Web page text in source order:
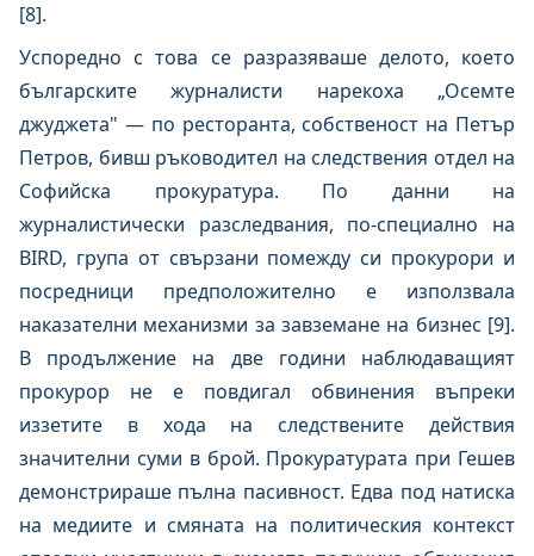
[8].
Успоредно с това се разразяваше делото, което
българските журналисти нарекоха „Осемте
джуджета" — по ресторанта, собственост на Петър
Петров, бивш ръководител на следствения отдел на
Софийска прокуратура. По данни на
журналистически разследвания, по-специално на
BIRD, група от свързани помежду си прокурори и
посредници предположително е използвала
наказателни механизми за завземане на бизнес [9].
В продължение на две години наблюдаващият
прокурор не е повдигал обвинения въпреки
иззетите в хода на следствените действия
значителни суми в брой. Прокуратурата при Гешев
демонстрираше пълна пасивност. Едва под натиска
на медиите и смяната на политическия контекст